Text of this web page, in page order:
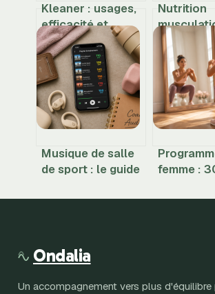
Kleaner : usages,
efficacité et
précautions pour
un nettoyage
optimal
Nutrition
de
kilo et 4
pour
votre
Musique de salle
de sport : le guide
booster vos
femme :
ses
Ondalia
Un accompagnement vers plus d'équilibre